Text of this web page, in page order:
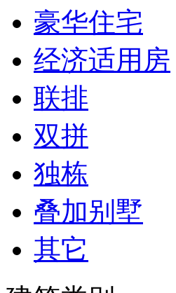
豪华住宅
经济适用房
联排
双拼
独栋
叠加别墅
其它